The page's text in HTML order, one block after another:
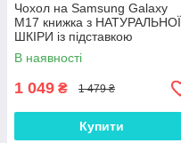
Чохол на Samsung Galaxy
M17 книжка з НАТУРАЛЬНОЇ
ШКІРИ із підставкою
візитницею протиударний
магнітний "ITALIAN"
В наявності
1 049 ₴ 1 479 ₴
Купити